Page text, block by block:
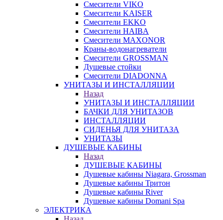
Смесители VIKO
Смесители KAISER
Смесители EKKO
Смесители HAIBA
Смесители MAXONOR
Краны-водонагреватели
Смесители GROSSMAN
Душевые стойки
Смесители DIADONNA
УНИТАЗЫ И ИНСТАЛЛЯЦИИ
Назад
УНИТАЗЫ И ИНСТАЛЛЯЦИИ
БАЧКИ ДЛЯ УНИТАЗОВ
ИНСТАЛЛЯЦИИ
СИДЕНЬЯ ДЛЯ УНИТАЗА
УНИТАЗЫ
ДУШЕВЫЕ КАБИНЫ
Назад
ДУШЕВЫЕ КАБИНЫ
Душевые кабины Niagara, Grossman
Душевые кабины Тритон
Душевые кабины River
Душевые кабины Domani Spa
ЭЛЕКТРИКА